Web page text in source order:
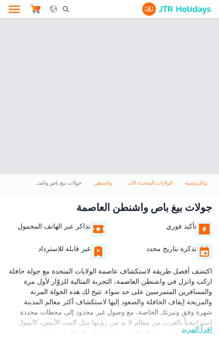
Search Opener Icon
الرئيسية الولايات المتحدة الأمريكية واشنطن جولات بيغ باص واشنطن العاصمة
جولات بيغ باص واشنطن العاصمة
تأكيد فوري تذاكر عبر الهاتف المحمول
تذكرة بتاريخ محدد غير قابلة للاسترداد
اكتشف أفضل طريقة لاستكشاف عاصمة الولايات المتحدة مع جولة حافلة
اركب وانزل في واشنطن العاصمة، التجربة المثالية للزوّار لأول مرة
والمسافرين المتمرسين على حد سواء. تتيح لك هذه الجولة المرنة
والمريحة إيقاف الحافلة والصعود إليها لاستكشاف أكثر معالم المدينة
شهرة وفق وتيرتك الخاصة، مع وصول غير محدود إلى محطات محددة
إستراتيجياً بالقرب من معالم لا بد من رؤيتها مثل البيت الأبيض، كابيتول
هيل، نصب جيفرسون التذكاري، نصب لنكولن التذكاري، ومتاحف
اقرأ المزيد